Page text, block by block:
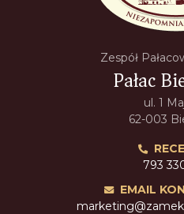
Zespół
Pałac
ul. 1
62-003
793
EMAIL